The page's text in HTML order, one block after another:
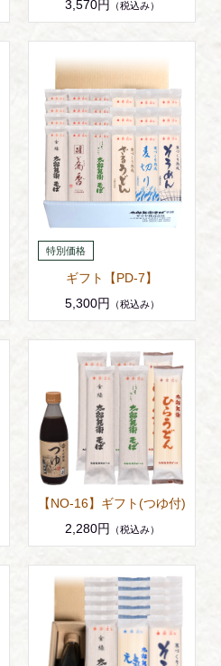
3,570円
（税込み）
ギフト【PD-7】
5,300円
（税込み）
【NO-16】ギフト(つゆ付)
2,280円
（税込み）